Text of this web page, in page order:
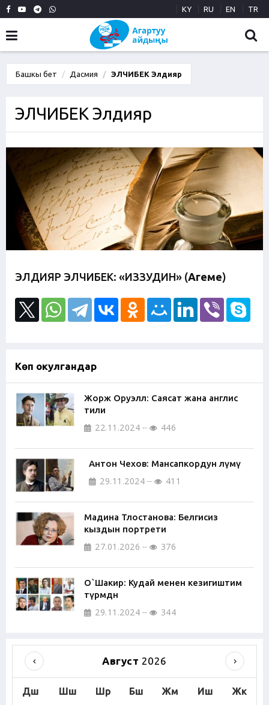
KY RU EN TR
Башкы бет Дасмия ЭЛЧИБЕК Элдияр
ЭЛЧИБЕК Элдияр
ЭЛДИЯР ЭЛЧИБЕК: «ИЗЗУДИН» (Аңгеме)
Көп окулгандар
Жорж Оруэлл: Саясат жана англис
тили
22.11.2024 446
Антон Чехов: Мансапкордун өлүмү
29.11.2024 411
Мадина Тлостанова: Белгисиз
кыздын портрети
27.01.2026 376
О`Шакир: Кудай менен кезигиштим
түрмөдөн
29.11.2024 344
Август 2026
Дш Шш Шр Бш Жм Иш Жк